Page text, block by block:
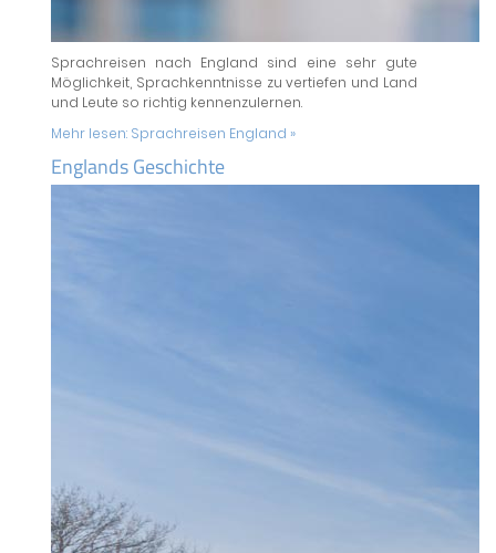
Sprachreisen nach England sind eine sehr gute
Möglichkeit, Sprachkenntnisse zu vertiefen und Land
und Leute so richtig kennenzulernen.
Mehr lesen: Sprachreisen England »
Englands Geschichte